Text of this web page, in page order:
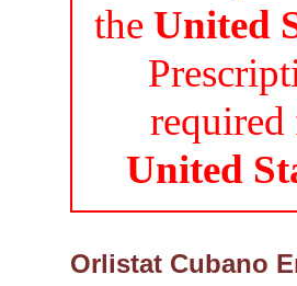
the United
required
United
Orlistat Cubano